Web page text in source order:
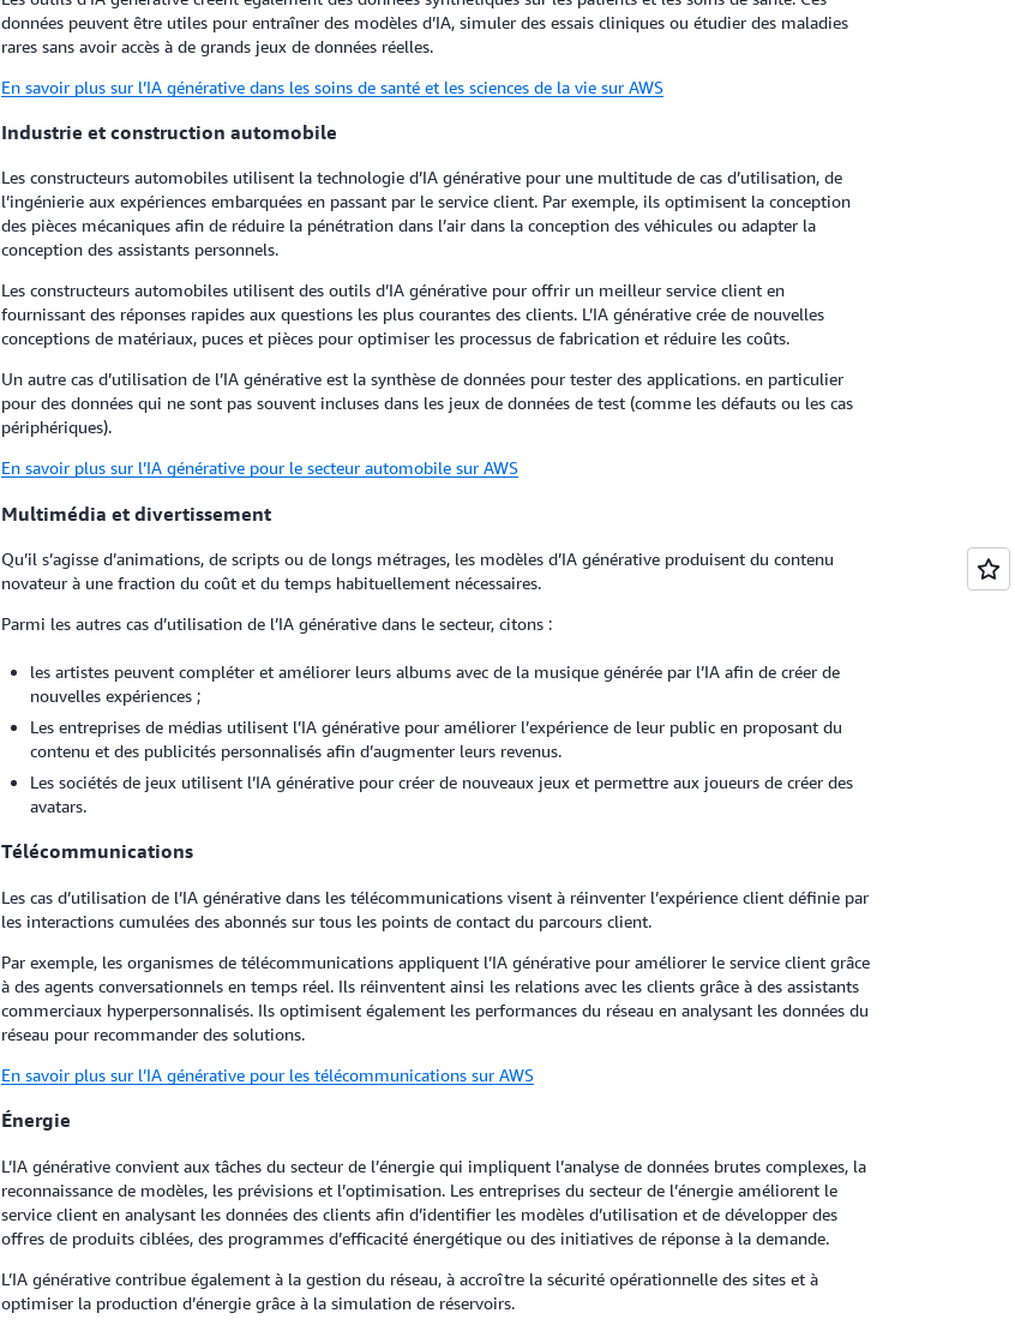
données peuvent être utiles pour entraîner des modèles d’IA, simuler des essais cliniques ou étudier des maladies
rares sans avoir accès à de grands jeux de données réelles.
En savoir plus sur l’IA générative dans les soins de santé et les sciences de la vie sur AWS
Industrie et construction automobile
Les constructeurs automobiles utilisent la technologie d’IA générative pour une multitude de cas d’utilisation, de
l’ingénierie aux expériences embarquées en passant par le service client. Par exemple, ils optimisent la conception
des pièces mécaniques afin de réduire la pénétration dans l’air dans la conception des véhicules ou adapter la
conception des assistants personnels.
Les constructeurs automobiles utilisent des outils d’IA générative pour offrir un meilleur service client en
fournissant des réponses rapides aux questions les plus courantes des clients. L’IA générative crée de nouvelles
conceptions de matériaux, puces et pièces pour optimiser les processus de fabrication et réduire les coûts.
Un autre cas d’utilisation de l’IA générative est la synthèse de données pour tester des applications. en particulier
pour des données qui ne sont pas souvent incluses dans les jeux de données de test (comme les défauts ou les cas
périphériques).
En savoir plus sur l’IA générative pour le secteur automobile sur AWS
Multimédia et divertissement
Qu’il s’agisse d’animations, de scripts ou de longs métrages, les modèles d’IA générative produisent du contenu
novateur à une fraction du coût et du temps habituellement nécessaires.
Parmi les autres cas d’utilisation de l’IA générative dans le secteur, citons :
les artistes peuvent compléter et améliorer leurs albums avec de la musique générée par l’IA afin de créer de
nouvelles expériences ;
Les entreprises de médias utilisent l’IA générative pour améliorer l’expérience de leur public en proposant du
contenu et des publicités personnalisés afin d’augmenter leurs revenus.
Les sociétés de jeux utilisent l’IA générative pour créer de nouveaux jeux et permettre aux joueurs de créer des
avatars.
Télécommunications
Les cas d’utilisation de l’IA générative dans les télécommunications visent à réinventer l’expérience client définie par
les interactions cumulées des abonnés sur tous les points de contact du parcours client.
Par exemple, les organismes de télécommunications appliquent l’IA générative pour améliorer le service client grâce
à des agents conversationnels en temps réel. Ils réinventent ainsi les relations avec les clients grâce à des assistants
commerciaux hyperpersonnalisés. Ils optimisent également les performances du réseau en analysant les données du
réseau pour recommander des solutions.
En savoir plus sur l’IA générative pour les télécommunications sur AWS
Énergie
L’IA générative convient aux tâches du secteur de l’énergie qui impliquent l’analyse de données brutes complexes, la
reconnaissance de modèles, les prévisions et l’optimisation. Les entreprises du secteur de l’énergie améliorent le
service client en analysant les données des clients afin d’identifier les modèles d’utilisation et de développer des
offres de produits ciblées, des programmes d’efficacité énergétique ou des initiatives de réponse à la demande.
L’IA générative contribue également à la gestion du réseau, à accroître la sécurité opérationnelle des sites et à
optimiser la production d’énergie grâce à la simulation de réservoirs.